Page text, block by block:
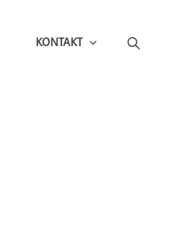
KONTAKT